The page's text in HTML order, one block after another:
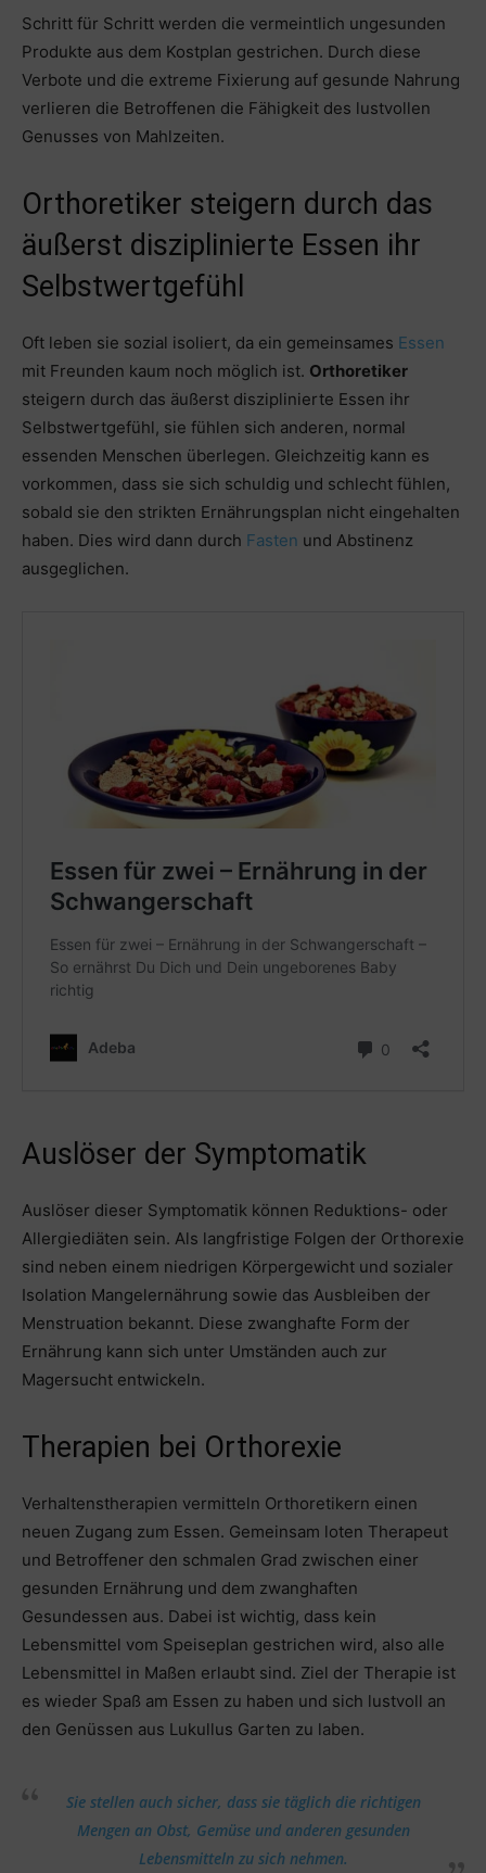
Schritt für Schritt werden die vermeintlich ungesunden
Produkte aus dem Kostplan gestrichen. Durch diese
Verbote und die extreme Fixierung auf gesunde Nahrung
verlieren die Betroffenen die Fähigkeit des lustvollen
Genusses von Mahlzeiten.
Orthoretiker steigern durch das
äußerst disziplinierte Essen ihr
Selbstwertgefühl
Oft leben sie sozial isoliert, da ein gemeinsames Essen
mit Freunden kaum noch möglich ist. Orthoretiker
steigern durch das äußerst disziplinierte Essen ihr
Selbstwertgefühl, sie fühlen sich anderen, normal
essenden Menschen überlegen. Gleichzeitig kann es
vorkommen, dass sie sich schuldig und schlecht fühlen,
sobald sie den strikten Ernährungsplan nicht eingehalten
haben. Dies wird dann durch Fasten und Abstinenz
ausgeglichen.
Auslöser der Symptomatik
Auslöser dieser Symptomatik können Reduktions- oder
Allergiediäten sein. Als langfristige Folgen der Orthorexie
sind neben einem niedrigen Körpergewicht und sozialer
Isolation Mangelernährung sowie das Ausbleiben der
Menstruation bekannt. Diese zwanghafte Form der
Ernährung kann sich unter Umständen auch zur
Magersucht entwickeln.
Therapien bei Orthorexie
Verhaltenstherapien vermitteln Orthoretikern einen
neuen Zugang zum Essen. Gemeinsam loten Therapeut
und Betroffener den schmalen Grad zwischen einer
gesunden Ernährung und dem zwanghaften
Gesundessen aus. Dabei ist wichtig, dass kein
Lebensmittel vom Speiseplan gestrichen wird, also alle
Lebensmittel in Maßen erlaubt sind. Ziel der Therapie ist
es wieder Spaß am Essen zu haben und sich lustvoll an
den Genüssen aus Lukullus Garten zu laben.
Sie stellen auch sicher, dass sie täglich die richtigen
Mengen an Obst, Gemüse und anderen gesunden
Lebensmitteln zu sich nehmen.